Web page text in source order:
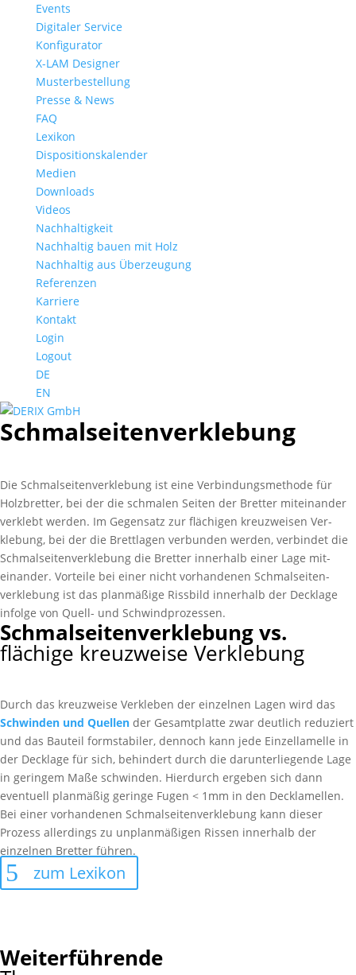
Events
Digitaler Service
Konfigurator
X-LAM Designer
Musterbestellung
Presse & News
FAQ
Lexikon
Dispositionskalender
Medien
Downloads
Videos
Nachhaltigkeit
Nachhaltig bauen mit Holz
Nachhaltig aus Überzeugung
Referenzen
Karriere
Kontakt
Login
Logout
DE
EN
Schmal­seiten­verklebung
Die Schmal­seiten­verklebung ist eine Ver­bindungs­methode für
Holzbretter, bei der die schmalen Seiten der Bretter mit­einander
verklebt werden. Im Gegen­satz zur flächigen kreuz­weisen Ver­
klebung, bei der die Brett­lagen verbunden werden, verbindet die
Schmal­seiten­verklebung die Bretter innerhalb einer Lage mit­
einander. Vorteile bei einer nicht vorhandenen Schmal­seiten­
verklebung ist das plan­mäßige Riss­bild inner­halb der Deck­lage
infolge von Quell- und Schwind­prozessen.
Schmalseitenverklebung vs.
flächige kreuzweise Verklebung
Durch das kreuzweise Verkleben der einzelnen Lagen wird das
Schwinden und Quellen der Gesamtplatte zwar deutlich reduziert
und das Bauteil formstabiler, dennoch kann jede Einzellamelle in
der Decklage für sich, behindert durch die darunterliegende Lage
in geringem Maße schwinden. Hierdurch ergeben sich dann
eventuell planmäßig geringe Fugen < 1mm in den Decklamellen.
Bei einer vorhandenen Schmalseitenverklebung kann dieser
Prozess allerdings zu unplanmäßigen Rissen innerhalb der
einzelnen Bretter führen.
zum Lexikon
Weiterführende